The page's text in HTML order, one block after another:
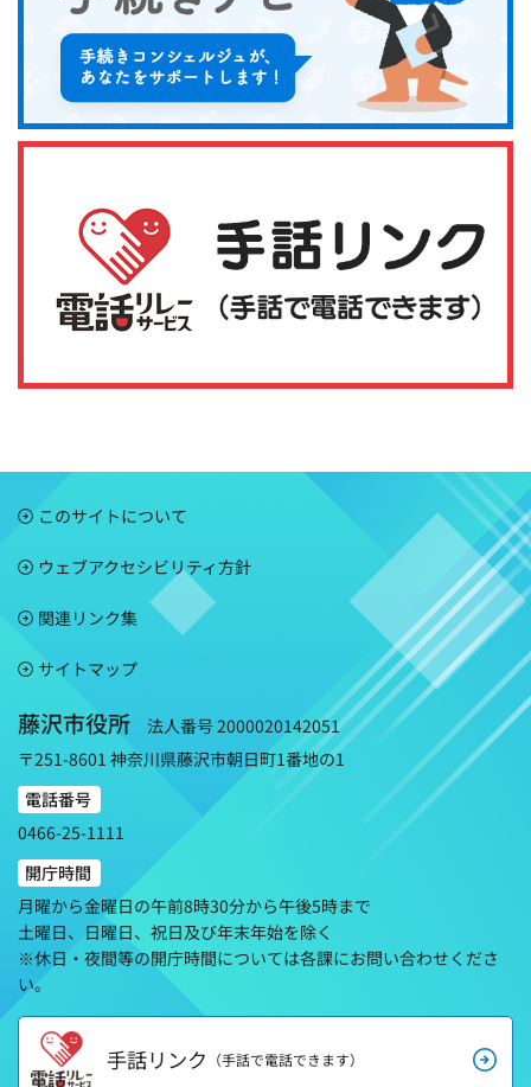
このサイトについて
ウェブアクセシビリティ方針
関連リンク集
サイトマップ
藤沢市役所
法人番号 2000020142051
〒251-8601 神奈川県藤沢市朝日町1番地の1
電話番号
0466-25-1111
開庁時間
月曜から金曜日の午前8時30分から午後5時まで
土曜日、日曜日、祝日及び年末年始を除く
※休日・夜間等の開庁時間については各課にお問い合わせくださ
い。
手話リンク （手話で電話できます）